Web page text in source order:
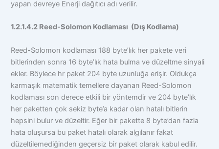
yapan devreye Enerji dağıtıcı adı verilir.
1.2.1.4.2 Reed-Solomon Kodlaması (Dış Kodlama)
Reed-Solomon kodlaması 188 byte’lık her pakete veri
bitlerinden sonra 16 byte’lık hata bulma ve düzeltme sinyali
ekler. Böylece hr paket 204 byte uzunluğa erişir. Oldukça
karmaşık matematik temellere dayanan Reed-Solomon
kodlaması son derece etkili bir yöntemdir ve 204 byte’lık
her paketten çok sekiz byte’a kadar olan hatalı bitlerin
hepsini bulur ve düzeltir. Eğer bir pakette 8 byte’dan fazla
hata oluşursa bu paket hatalı olarak algılanır fakat
düzeltilemediğinden geçersiz bir paket olarak kabul edilir.